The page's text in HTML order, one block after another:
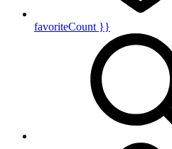
favoriteCount }}